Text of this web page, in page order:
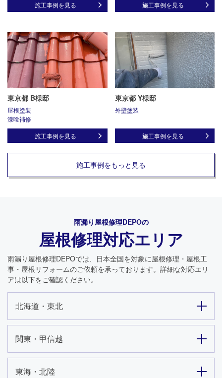
施工事例を見る
施工事例を見る
東京都 B様邸
屋根塗装
漆喰補修
施工事例を見る
東京都 Y様邸
外壁塗装
施工事例を見る
施工事例をもっと見る
雨漏り屋根修理DEPOの
屋根修理対応エリア
雨漏り屋根修理DEPOでは、日本全国を対象に屋根修理・屋根工
事・屋根リフォームのご依頼を承っております。詳細な対応エリ
アは以下をご確認ください。
北海道・東北
関東・甲信越
東海・北陸